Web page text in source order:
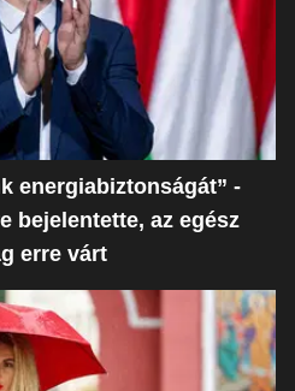
energiabiztonságát” -
bejelentette, az egész
erre várt